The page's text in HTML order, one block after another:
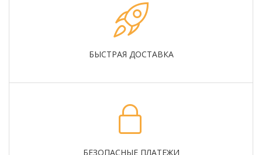
БЫСТРАЯ ДОСТАВКА
БЕЗОПАСНЫЕ ПЛАТЕЖИ